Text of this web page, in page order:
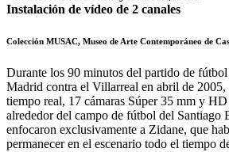
Instalación de vídeo de 2 canales
Colección MUSAC, Museo de Arte Contemporáneo de
Durante los 90 minutos del partido de
Madrid contra el Villarreal en abril de 2005,
tiempo real, 17 cámaras Súper 35 mm y HD
alrededor del campo de fútbol del Santiago
enfocaron exclusivamente a Zidane, que
permanecer en el escenario todo el tiempo